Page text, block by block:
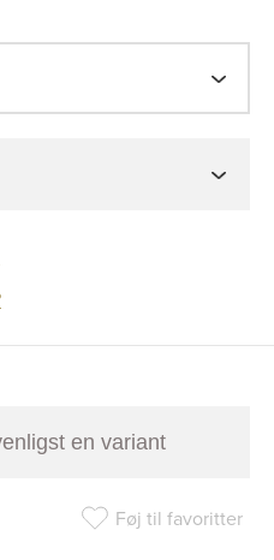
en variant
Føj til favoritter